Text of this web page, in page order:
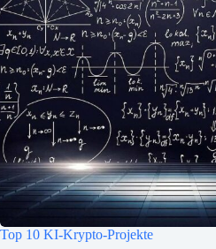
Top 10 KI-Krypto-Projekte